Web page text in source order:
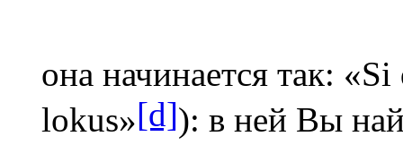
она начинается так: «Si
lokus»[d]): в ней Вы